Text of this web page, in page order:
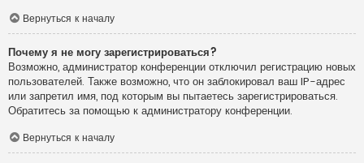
Вернуться к началу
Почему я не могу зарегистрироваться?
Возможно, администратор конференции отключил регистрацию новых
пользователей. Также возможно, что он заблокировал ваш IP-адрес
или запретил имя, под которым вы пытаетесь зарегистрироваться.
Обратитесь за помощью к администратору конференции.
Вернуться к началу